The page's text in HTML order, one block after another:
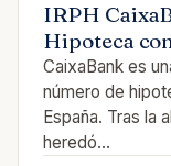
IRPH
Hipoteca
CaixaBank es
número de
España. Tras la
heredó…